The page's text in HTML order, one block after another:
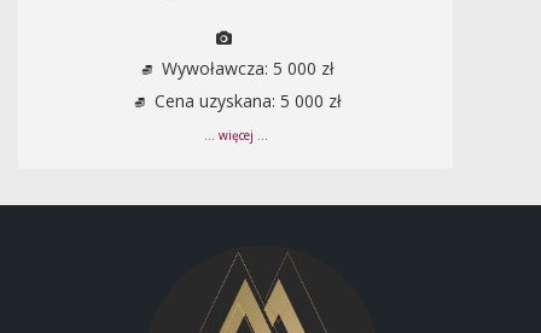
Wywoławcza: 5 000 zł
Cena uzyskana: 5 000 zł
... więcej ...